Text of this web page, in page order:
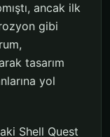
ancak ilk
gibi
tasarım
yol
Shell Quest